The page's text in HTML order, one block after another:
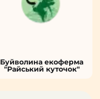
Буйволина екоферма
"Райський куточок"